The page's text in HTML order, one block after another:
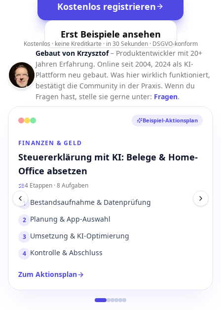
Kostenlos registrieren
Erst Beispiele ansehen
Kostenlos · keine Kreditkarte · in 30 Sekunden · DSGVO-konform
Gebaut von Krzysztof – Produktentwickler mit 20+
Jahren Erfahrung. Online seit 2004, 2024 als KI-
Plattform neu gebaut. Was hier wirklich funktioniert,
bestätigt die Community in der Praxis. Wenn du
Fragen hast, stelle sie gerne unter: Fragen.
Beispiel-Aktionsplan
FINANZEN & GELD
Sicheres Online-Banking
4 Etappen ·10Aufgaben
1 Bestandsaufnahme
2 Planung & Anschaffung
3 Umsetzung & Registrierung
4 Kontrolle & Abschluss